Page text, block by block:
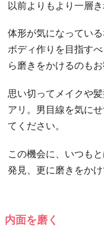
以前よりもより一層
体形が気になってい
ボディ作りを目指す
ら磨きをかけるのもお
思い切ってメイクや
アリ。男目線を気に
てください。
この機会に、いつも
発見、更に磨きをかけ
内面を磨く